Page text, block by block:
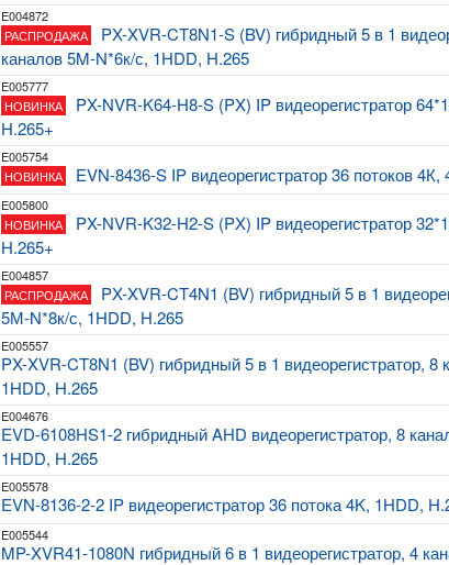
E004872
РАСПРОДАЖА
PX-XVR-CT8N1-S (BV) гибридный 5 в 1
каналов 5M-N*6к/с, 1HDD, H.265
E005777
НОВИНКА
PX-NVR-K64-H8-S (PX) IP видеорегистратор
H.265+
E005754
НОВИНКА
EVN-8436-S IP видеорегистратор 36 потоков 4К,
E005800
НОВИНКА
PX-NVR-K32-H2-S (PX) IP видеорегистратор
H.265+
E004857
РАСПРОДАЖА
PX-XVR-CT4N1 (BV) гибридный 5 в 1
5М-N*8к/с, 1HDD, H.265
E005557
PX-XVR-CT8N1 (BV) гибридный 5 в 1 видеорегистратор, 8
1HDD, H.265
E004676
EVD-6108HS1-2 гибридный AHD видеорегистратор, 8
1HDD, H.265
E005578
EVN-8136-2-2 IP видеорегистратор 36 потока 4K, 1HDD,
E005544
MP-XVR41-1080N гибридный 6 в 1 видеорегистратор, 4